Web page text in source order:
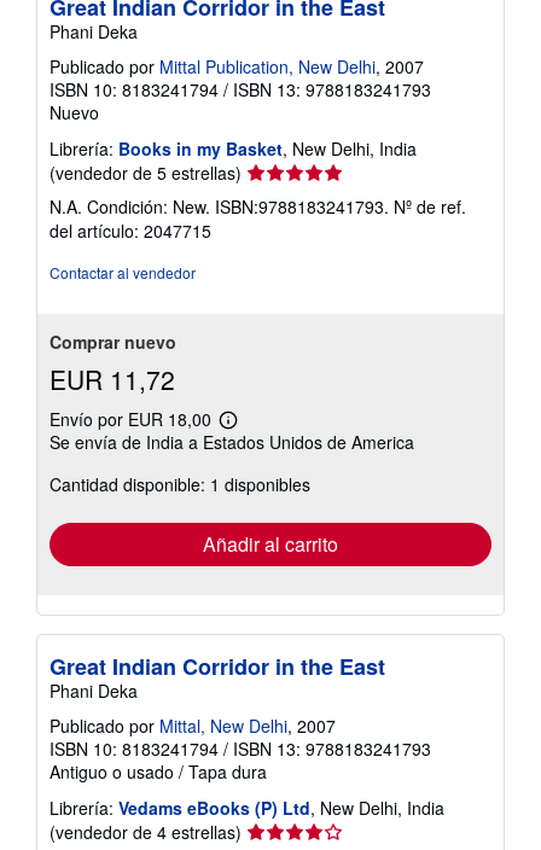
o
e
s
t
i
s
d
Great Indian Corridor in the East
Phani Deka
Publicado por Mittal Publication, New Delhi, 2007
ISBN 10: 8183241794 / ISBN 13: 9788183241793
Nuevo
Librería: Books in my Basket, New Delhi, India
(vendedor de 5 estrellas) Calificación
del
vendedor:
N.A. Condición: New. ISBN:9788183241793. Nº de ref.
del artículo: 2047715
Contactar al vendedor
Comprar nuevo
EUR 11,72
Envío por EUR 18,00
Más
información
las
tarifas
envío
Se envía de India a Estados Unidos de America
Cantidad disponible: 1 disponibles
Añadir al carrito
Great Indian Corridor in the East
Phani Deka
Publicado por Mittal, New Delhi, 2007
ISBN 10: 8183241794 / ISBN 13: 9788183241793
Antiguo o usado / Tapa dura
Librería: Vedams eBooks (P) Ltd, New Delhi, India
(vendedor de 4 estrellas) Calificación